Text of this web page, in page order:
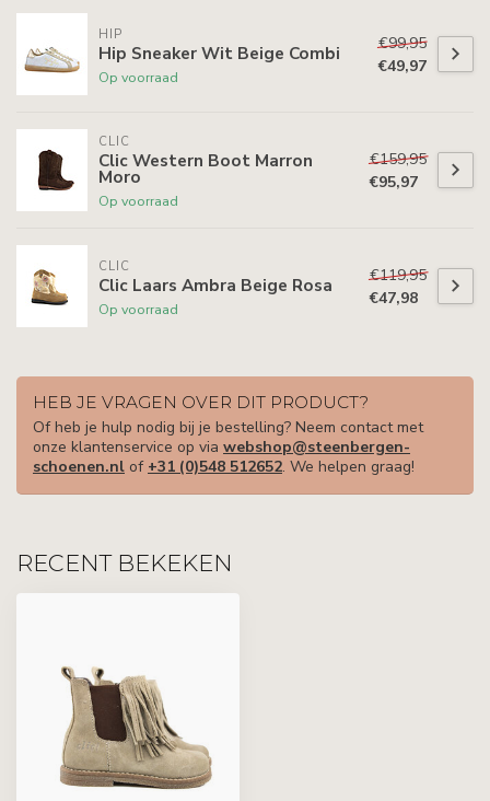
HIP
Hip Sneaker Wit Beige Combi
Op voorraad
€99,95
€49,97
CLIC
Clic Western Boot Marron
Moro
Op voorraad
€159,95
€95,97
CLIC
Clic Laars Ambra Beige Rosa
Op voorraad
€119,95
€47,98
HEB JE VRAGEN OVER DIT PRODUCT?
Of heb je hulp nodig bij je bestelling? Neem contact met
onze klantenservice op via webshop@steenbergen-
schoenen.nl of +31 (0)548 512652. We helpen graag!
RECENT BEKEKEN